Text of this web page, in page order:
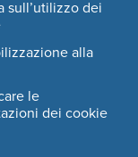
sull’utilizzo dei
alla
le
dei cookie